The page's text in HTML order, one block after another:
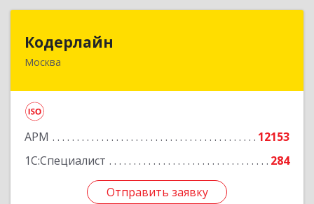
Кодерлайн
Москва
АРМ
12153
1С:Специалист
284
Отправить заявку
107023, Москва г, Семеновская Б. ул, дом № 43,
Отправить заявку